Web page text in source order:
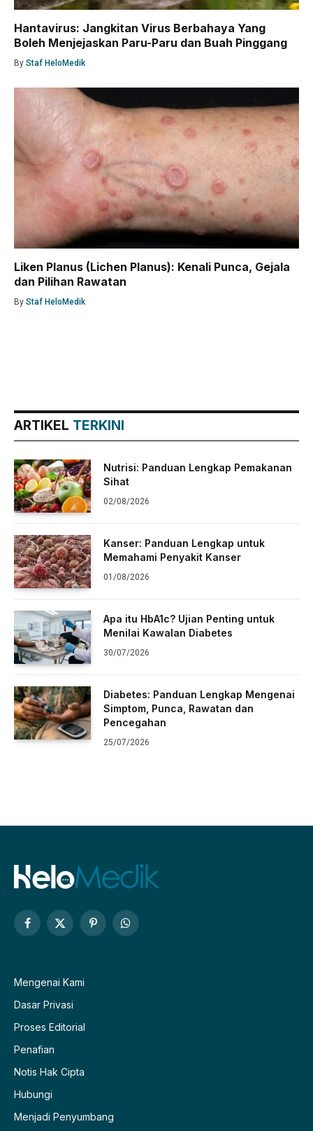
Hantavirus: Jangkitan Virus Berbahaya Yang
Boleh Menjejaskan Paru-Paru dan Buah Pinggang
By Staf HeloMedik
Liken Planus (Lichen Planus): Kenali Punca, Gejala
dan Pilihan Rawatan
By Staf HeloMedik
ARTIKEL TERKINI
Nutrisi: Panduan Lengkap Pemakanan
Sihat
02/08/2026
Kanser: Panduan Lengkap untuk
Memahami Penyakit Kanser
01/08/2026
Apa itu HbA1c? Ujian Penting untuk
Menilai Kawalan Diabetes
30/07/2026
Diabetes: Panduan Lengkap Mengenai
Simptom, Punca, Rawatan dan
Pencegahan
25/07/2026
Facebook
X
PinterestWhatsApp
Mengenai Kami
Dasar Privasi
Proses Editorial
Penafian
Notis Hak Cipta
Hubungi
Menjadi Penyumbang